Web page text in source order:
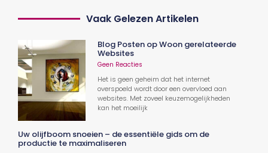
Vaak Gelezen Artikelen
Blog Posten op Woon gerelateerde
Websites
Geen Reacties
Het is geen geheim dat het internet
overspoeld wordt door een overvloed aan
websites. Met zoveel keuzemogelijkheden
kan het moeilijk
Uw olijfboom snoeien – de essentiële gids om de
productie te maximaliseren